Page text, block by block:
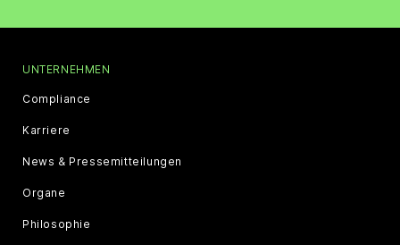
UNTERNEHMEN
Compliance
Karriere
News & Pressemitteilungen
Organe
Philosophie